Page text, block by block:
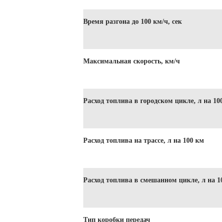
Время разгона до 100 км/ч, сек
Максимальная скорость, км/ч
Расход топлива в городском цикле, л на
Расход топлива на трассе, л на 100 км
Расход топлива в смешанном цикле, л на
Тип коробки передач